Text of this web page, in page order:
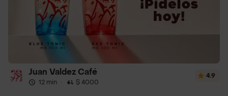
Juan Valdez Café
12 min · $ 4000
4.9